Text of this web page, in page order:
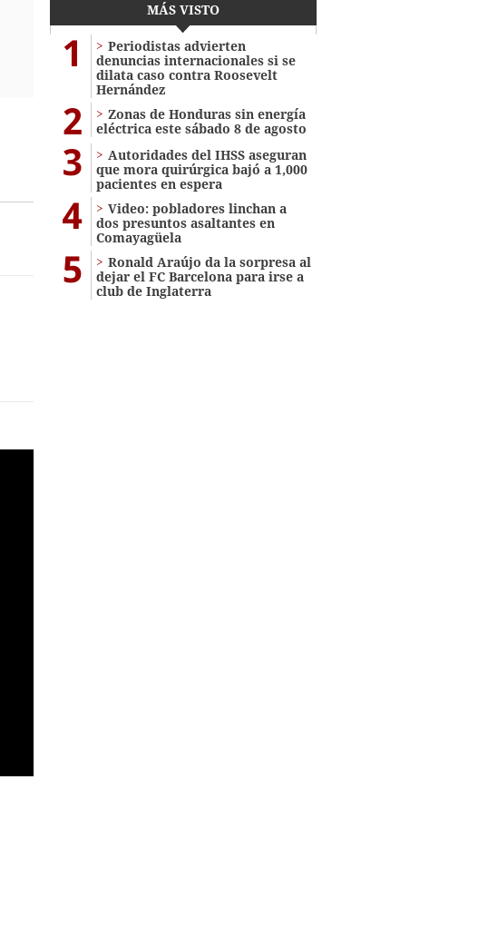
MÁS VISTO
1
Periodistas advierten
denuncias internacionales si se
dilata caso contra Roosevelt
Hernández
2
Zonas de Honduras sin energía
eléctrica este sábado 8 de agosto
3
Autoridades del IHSS aseguran
que mora quirúrgica bajó a 1,000
pacientes en espera
4
Video: pobladores linchan a
dos presuntos asaltantes en
Comayagüela
5
Ronald Araújo da la sorpresa al
dejar el FC Barcelona para irse a
club de Inglaterra